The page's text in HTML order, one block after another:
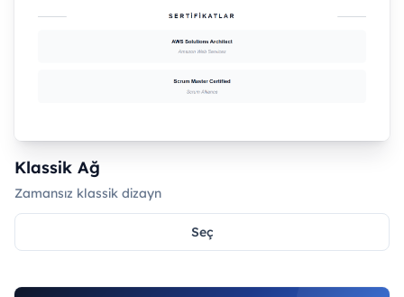
Klassik Ağ
Zamansız klassik dizayn
Seç